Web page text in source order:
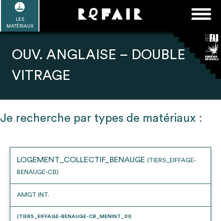
Passer
contenu
LES
MATÉRIAUX
EN SAVOIR PLUS
FAQ
Rechercher :
Refair mode d'emploi
2
Une fois connnecté, Télécharger les
OUV. ANGLAISE – DOUBLE
VITRAGE
Je recherche par types de matériaux :
LOGEMENT_COLLECTIF_BENAUGE (TIERS_EIFFAGE-
BENAUGE-CB)
AMGT INT.
(TIERS_EIFFAGE-BENAUGE-CB_MENINT_01)